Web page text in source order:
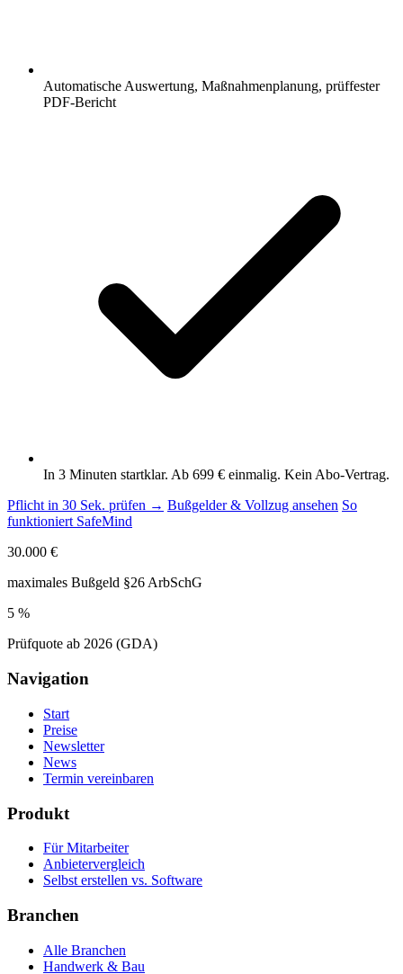
Automatische Auswertung, Maßnahmenplanung, prüffester
PDF-Bericht
In 3 Minuten startklar. Ab 699 € einmalig. Kein Abo-Vertrag.
Pflicht in 30 Sek. prüfen → Bußgelder & Vollzug ansehen So
funktioniert SafeMind
30.000 €
maximales Bußgeld §26 ArbSchG
5 %
Prüfquote ab 2026 (GDA)
Navigation
Start
Preise
Newsletter
News
Termin vereinbaren
Produkt
Für Mitarbeiter
Anbietervergleich
Selbst erstellen vs. Software
Branchen
Alle Branchen
Handwerk & Bau